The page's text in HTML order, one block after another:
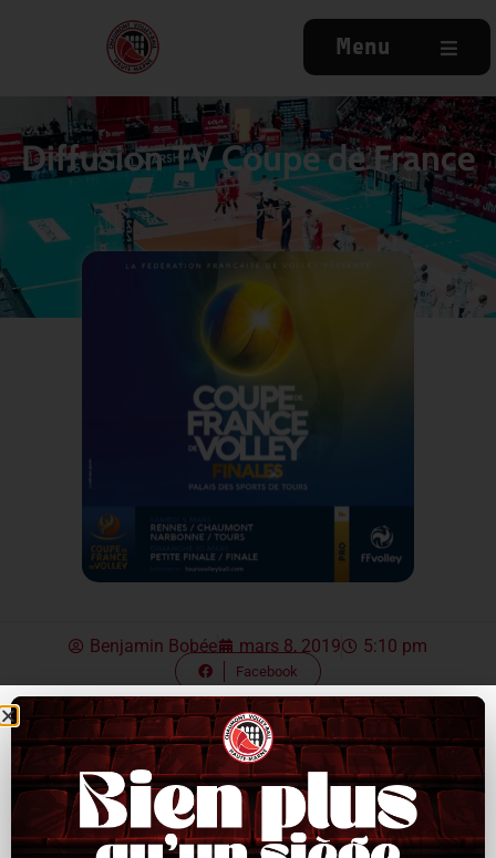
Menu
Diffusion TV Coupe de France
Benjamin Bobée mars 8, 2019 5:10 pm
Facebook
Twitter
Linkedin
La demie-finale sera diffusée sur le live FB de la Fédération